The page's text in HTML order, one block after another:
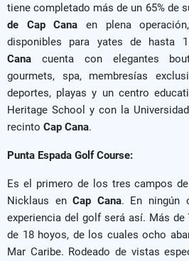
tiene completado más de un 65% de
de Cap Cana en plena
disponibles para yates de hasta
Cana cuenta con elegantes
gourmets, spa, membresías
deportes, playas y un centro
Heritage School y con la
recinto Cap Cana.
Punta Espada Golf Course:
Es el primero de los tres campos
Nicklaus enCap Cana. En ningún
experiencia del golf será así. Más de
de 18 hoyos, de los cuales ocho
Mar Caribe. Rodeado de vistas